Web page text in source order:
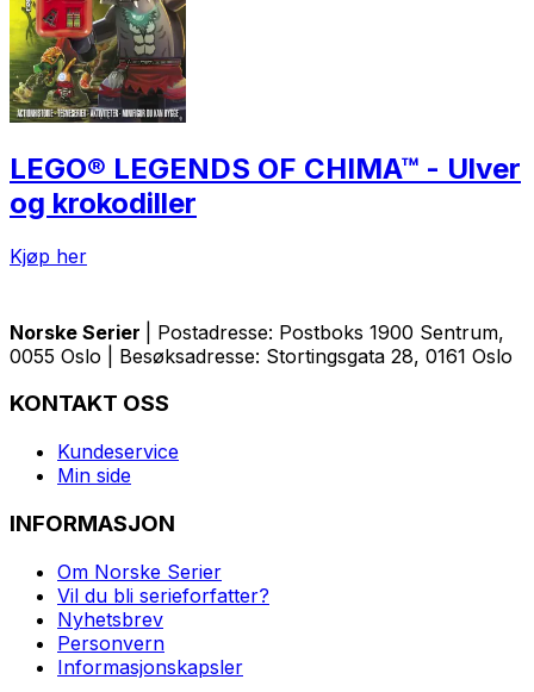
LEGO® LEGENDS OF CHIMA™ - Ulver
og krokodiller
Kjøp her
Norske Serier
| Postadresse: Postboks 1900 Sentrum,
0055 Oslo | Besøksadresse: Stortingsgata 28, 0161 Oslo
KONTAKT OSS
Kundeservice
Min side
INFORMASJON
Om Norske Serier
Vil du bli serieforfatter?
Nyhetsbrev
Personvern
Informasjonskapsler